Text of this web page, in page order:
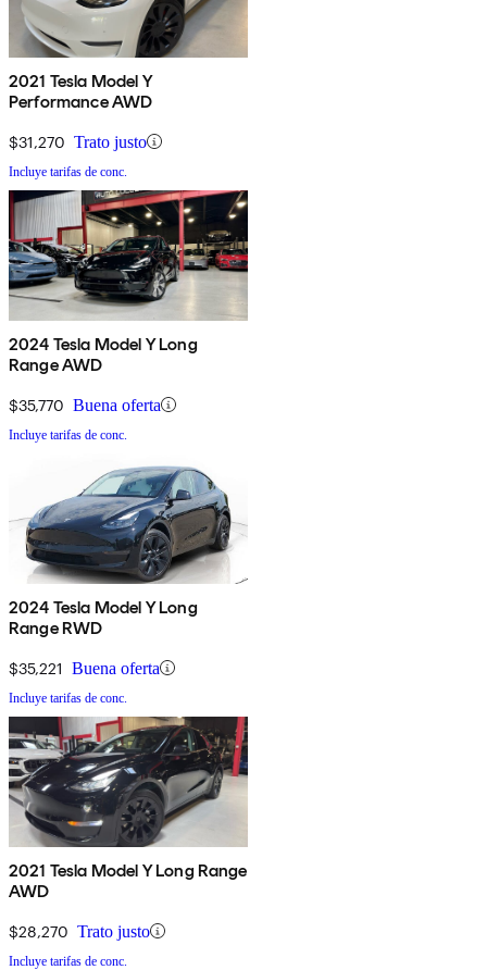
2021 Tesla Model Y
Performance AWD
$31,270 Trato justo
Incluye tarifas de conc.
2024 Tesla Model Y Long
Range AWD
$35,770 Buena oferta
Incluye tarifas de conc.
2024 Tesla Model Y Long
Range RWD
$35,221 Buena oferta
Incluye tarifas de conc.
2021 Tesla Model Y Long Range
AWD
$28,270 Trato justo
Incluye tarifas de conc.